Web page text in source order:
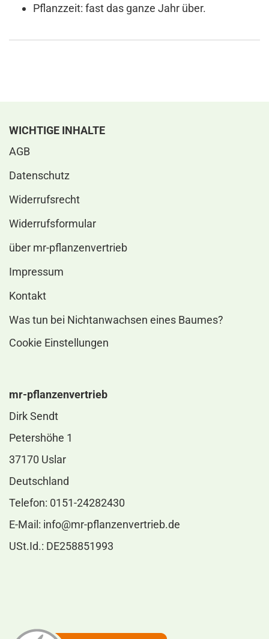
Pflanzzeit: fast das ganze Jahr über.
WICHTIGE INHALTE
AGB
Datenschutz
Widerrufsrecht
Widerrufsformular
über mr-pflanzenvertrieb
Impressum
Kontakt
Was tun bei Nichtanwachsen eines Baumes?
Cookie Einstellungen
mr-pflanzenvertrieb
Dirk Sendt
Petershöhe 1
37170 Uslar
Deutschland
Telefon: 0151-24282430
E-Mail: info@mr-pflanzenvertrieb.de
USt.Id.: DE258851993